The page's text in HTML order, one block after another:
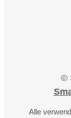
©
Alle